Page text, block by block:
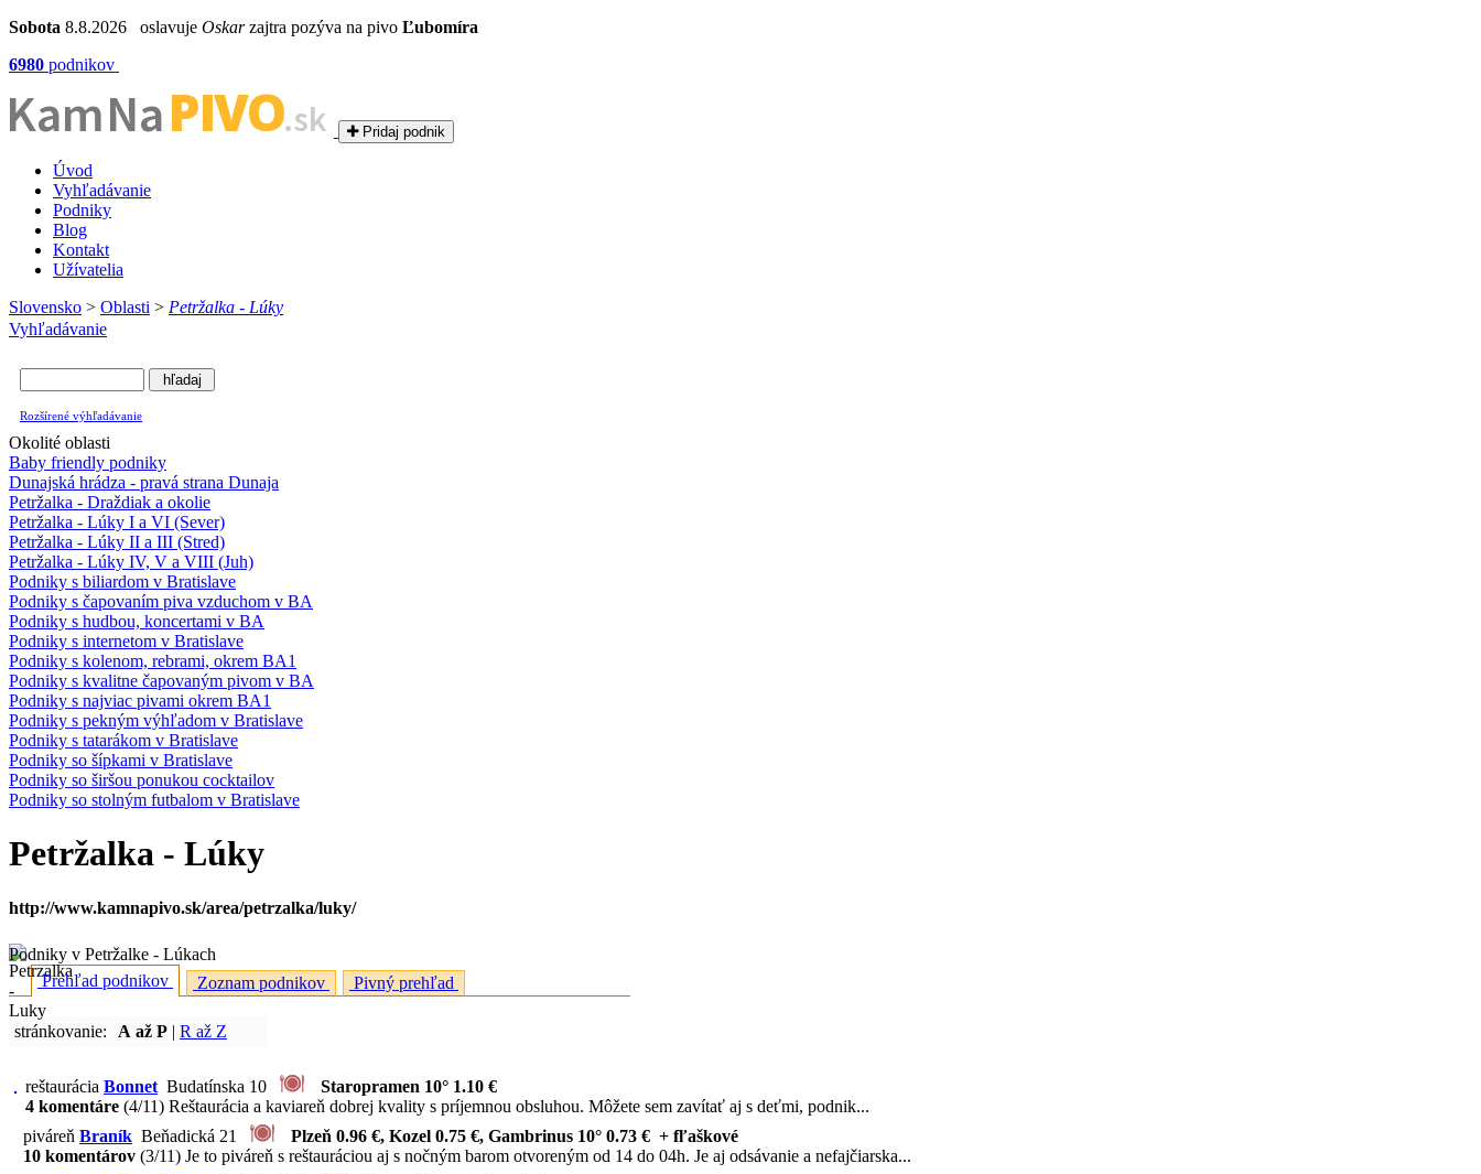
Sobota 8.8.2026 oslavuje Oskarzajtra pozýva na pivo Ľubomíra
6980 podnikov
Kam NaPIVO.sk Pridaj podnik
Úvod
Vyhľadávanie
Podniky
Blog
Kontakt
Užívatelia
Slovensko > Oblasti > Petržalka - Lúky
Vyhľadávanie
Rozšírené výhľadávanie
Okolité oblasti
Baby friendly podniky
Dunajská hrádza - pravá strana Dunaja
Petržalka - Draždiak a okolie
Petržalka - Lúky I a VI (Sever)
Petržalka - Lúky II a III (Stred)
Petržalka - Lúky IV, V a VIII (Juh)
Podniky s biliardom v Bratislave
Podniky s čapovaním piva vzduchom v BA
Podniky s hudbou, koncertami v BA
Podniky s internetom v Bratislave
Podniky s kolenom, rebrami, okrem BA1
Podniky s kvalitne čapovaným pivom v BA
Podniky s najviac pivami okrem BA1
Podniky s pekným výhľadom v Bratislave
Podniky s tatarákom v Bratislave
Podniky so šípkami v Bratislave
Podniky so širšou ponukou cocktailov
Podniky so stolným futbalom v Bratislave
Petržalka - Lúky
http://www.kamnapivo.sk/area/petrzalka/luky/
Podniky v Petržalke - Lúkach
Prehľad podnikov
Zoznam podnikov Pivný prehľad
stránkovanie: A až P | R až Z
reštaurácia Bonnet Budatínska 10
Staropramen 10° 1.10 €
4 komentáre (4/11) Reštaurácia a kaviareň dobrej kvality s príjemnou obsluhou. Môžete sem zavítať aj s deťmi, podnik...
piváreň Braník Beňadická 21
Plzeň 0.96 €, Kozel 0.75 €, Gambrinus 10° 0.73 € + fľaškové
10 komentárov (3/11) Je to piváreň s reštauráciou aj s nočným barom otvoreným od 14 do 04h. Je aj odsávanie a nefajčiarska...